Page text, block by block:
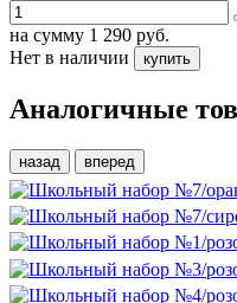
на сумму 1 290 руб.
Нет в наличии
купить
Аналогичные
назад вперед